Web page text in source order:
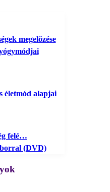
megelőzése
életmód alapjai
felé…
(DVD)